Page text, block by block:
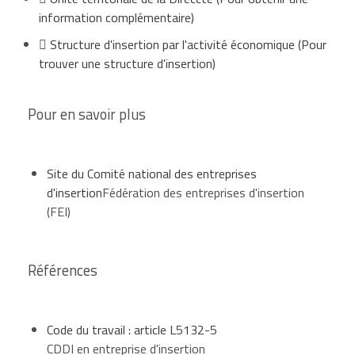
moins 50 ans ou d'une personne reconnue
travailleur handicapés (la prolongation étant
accordée par Pôle emploi après examen de la
situation du salarié).
d'emploi visant une embauche en CDI ou en CDD
d'au moins 6 mois.
milieu de travail ou de cette période d'essai, le CDDI
est rompu immédiatement (pas de préavis).
Dans ces conditions, au regard des droits à
l'assurance-chômage, la rupture est considérée
comme unedémission légitime
information complémentaire)
Structure d'insertion par l'activité économique (Pour
trouver une structure d'insertion)
Pour en savoir plus
Site du Comité national des entreprises
d'insertionFédération des entreprises d'insertion
(FEI)
Références
Code du travail : article L5132-5
CDDI en entreprise d'insertion